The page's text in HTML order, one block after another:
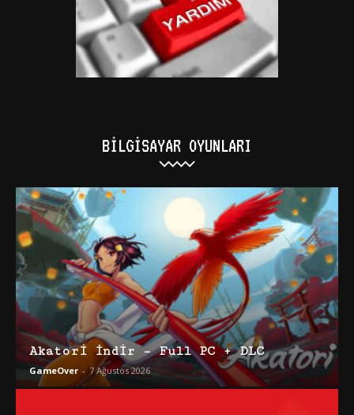
BILGISAYAR OYUNLARI
Akatori İndir – Full PC + DLC
GameOver - 7 Ağustos 2026